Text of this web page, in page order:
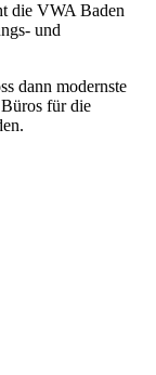
die VWA Baden
und
dann modernste
für die